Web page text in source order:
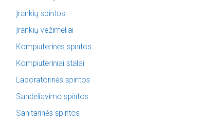
Įrankių spintos
Įrankių vežimėliai
Kompiuterinės spintos
Kompiuteriniai stalai
Laboratorinės spintos
Sandėliavimo spintos
Sanitarinės spintos